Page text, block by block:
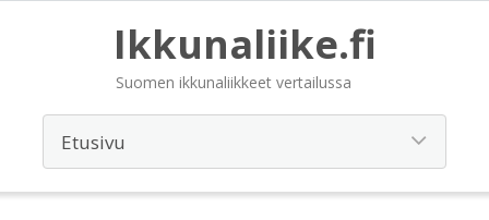
Ikkunaliike.fi
Suomen ikkunaliikkeet vertailussa